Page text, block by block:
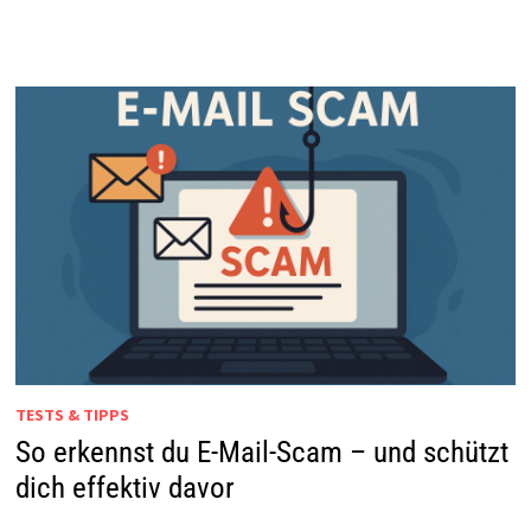
TESTS & TIPPS
So erkennst du E-Mail-Scam – und schützt
dich effektiv davor